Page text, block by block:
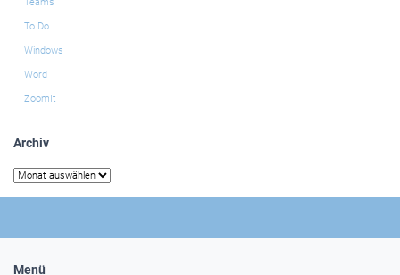
To Do
Windows
Word
ZoomIt
Archiv
Archiv
Menü